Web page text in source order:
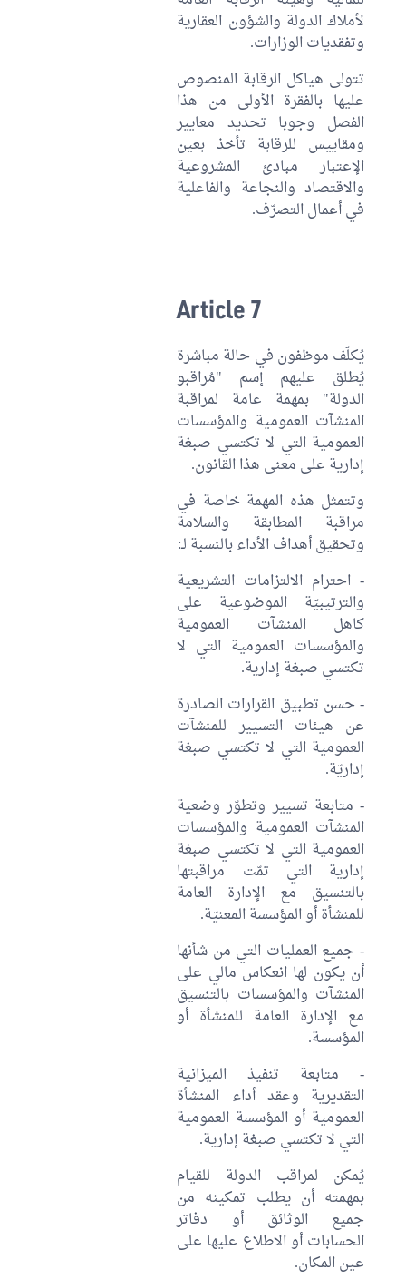
لأملاك الدولة والشؤون العقارية
وتفقديات الوزارات.
تتولى هياكل الرقابة المنصوص
عليها بالفقرة الأولى من هذا
الفصل وجوبا تحديد معايير
ومقاييس للرقابة تأخذ بعين
الإعتبار مبادئ المشروعية
والاقتصاد والنجاعة والفاعلية
في أعمال التصرّف.
Article 7
يُكلّف موظفون في حالة مباشرة
يُطلق عليهم إسم "مُراقبو
الدولة" بمهمة عامة لمراقبة
المنشآت العمومية والمؤسسات
العمومية التي لا تكتسي صبغة
إدارية على معنى هذا القانون.
وتتمثل هذه المهمة خاصة في
مراقبة المطابقة والسلامة
وتحقيق أهداف الأداء بالنسبة لـ:
- احترام الالتزامات التشريعية
والترتيبيّة الموضوعية على
كاهل المنشآت العمومية
والمؤسسات العمومية التي لا
تكتسي صبغة إدارية.
- حسن تطبيق القرارات الصادرة
عن هيئات التسيير للمنشآت
العمومية التي لا تكتسي صبغة
إداريّة.
- متابعة تسيير وتطوّر وضعية
المنشآت العمومية والمؤسسات
العمومية التي لا تكتسي صبغة
إدارية التي تمّت مراقبتها
بالتنسيق مع الإدارة العامة
للمنشأة أو المؤسسة المعنيّة.
- جميع العمليات التي من شأنها
أن يكون لها انعكاس مالي على
المنشآت والمؤسسات بالتنسيق
مع الإدارة العامة للمنشأة أو
المؤسسة.
- متابعة تنفيذ الميزانية
التقديرية وعقد أداء المنشأة
العمومية أو المؤسسة العمومية
التي لا تكتسي صبغة إدارية.
يُمكن لمراقب الدولة للقيام
بمهمته أن يطلب تمكينه من
جميع الوثائق أو دفاتر
الحسابات أو الاطلاع عليها على
عين المكان.